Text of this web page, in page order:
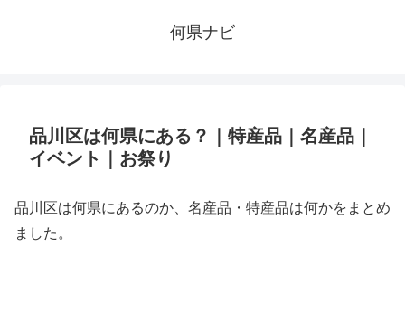
何県ナビ
品川区は何県にある？｜特産品｜名産品｜
イベント｜お祭り
品川区は何県にあるのか、名産品・特産品は何かをまとめ
ました。